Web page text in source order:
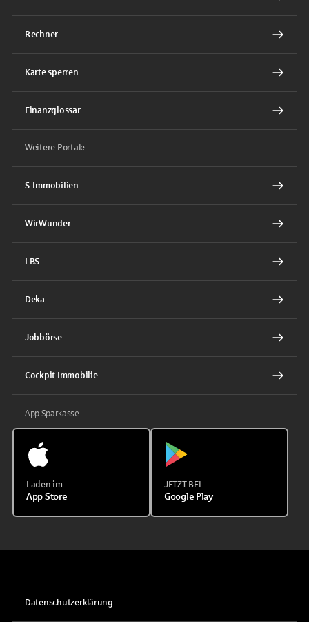
Rechner
Karte sperren
Finanzglossar
Weitere Portale
S-Immobilien
WirWunder
LBS
Deka
Jobbörse
Cockpit Immobilie
App Sparkasse
Laden im
App Store
JETZT BEI
Google Play
Datenschutzerklärung